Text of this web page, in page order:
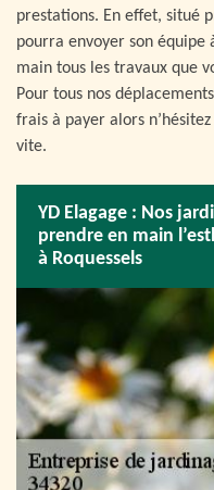
prestations. En effet, situé
pourra envoyer son équipe
main tous les travaux que
Pour tous nos
frais à payer alors
vite.
YD Elagage : Nos
prendre en main
à Roquessels